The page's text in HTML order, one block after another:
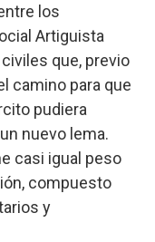
los
Artiguista
que, previo
camino para que
pudiera
nuevo lema.
casi igual peso
compuesto
y